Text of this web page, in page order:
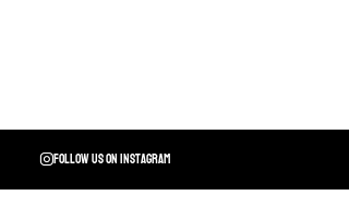
Follow us on instagram